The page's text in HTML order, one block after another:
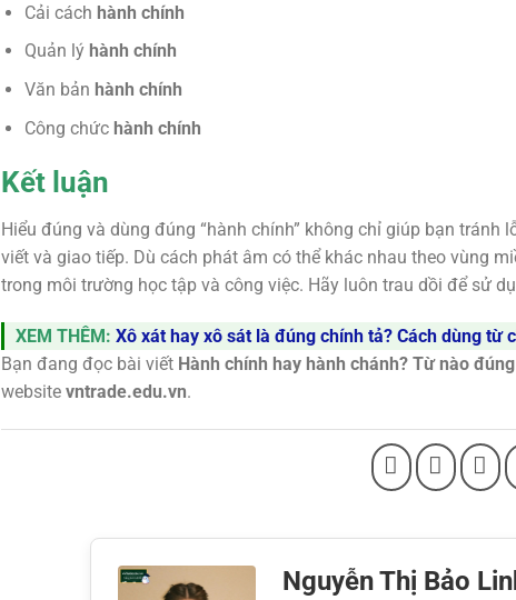
Cải cách hành chính
Quản lý hành chính
Văn bản hành chính
Công chức hành chính
Kết luận
Hiểu đúng và dùng đúng “hành chính” không chỉ giúp bạn
viết và giao tiếp. Dù cách phát âm có thể khác nhau theo vùng
trong môi trường học tập và công việc. Hãy luôn trau dồi để sử
XEM THÊM: Xô xát hay xô sát là đúng chính tả? Cách dùng từ
Bạn đang đọc bài viết Hành chính hay hành chánh? Từ nào
website vntrade.edu.vn.
Nguyễn Thị Bảo